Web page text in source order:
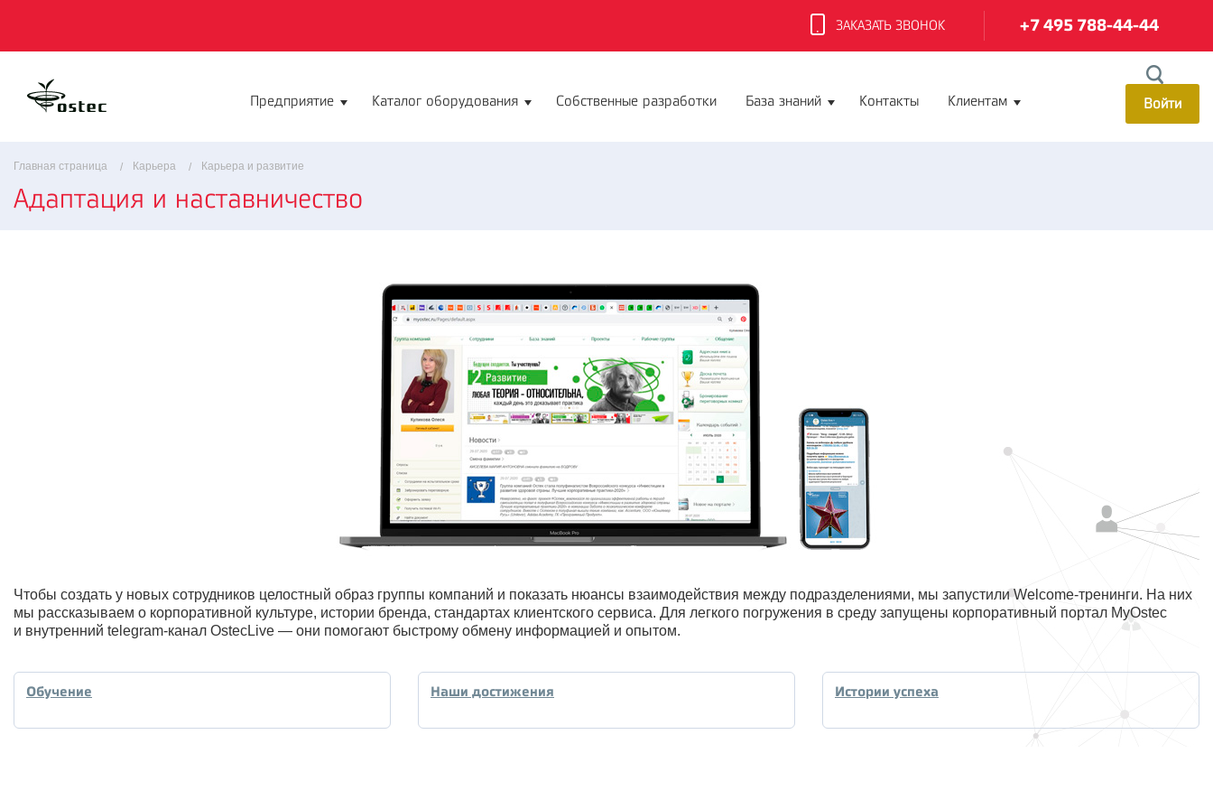
ЗАКАЗАТЬ ЗВОНОК +7 495 788-44-44
Предприятие Каталог оборудования Собственные разработки База знаний Контакты Клиентам Войти
Главная страница Карьера Карьера и развитие
Адаптация и наставничество
Чтобы создать у новых сотрудников целостный образ группы компаний и показать нюансы взаимодействия между подразделениями, мы запустили Welcome-тренинги. На них
мы рассказываем о корпоративной культуре, истории бренда, стандартах клиентского сервиса. Для легкого погружения в среду запущены корпоративный портал MyOstec
и внутренний telegram-канал OstecLive — они помогают быстрому обмену информацией и опытом.
Обучение Наши достижения Истории успеха